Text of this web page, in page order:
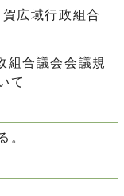
広域行政組合
合議会会議規
て